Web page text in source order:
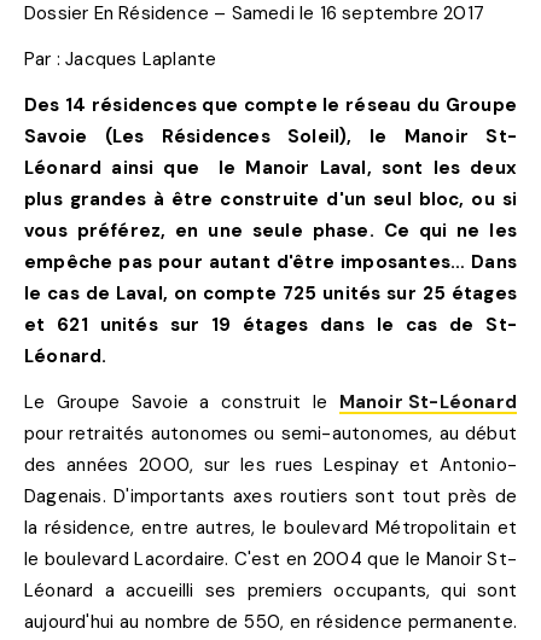
Dossier En Résidence – Samedi le 16 septembre 2017
Par : Jacques Laplante
Des 14 résidences que compte le réseau du Groupe
Savoie (Les Résidences Soleil), le Manoir St-
Léonard ainsi que le Manoir Laval, sont les deux
plus grandes à être construite d'un seul bloc, ou si
vous préférez, en une seule phase. Ce qui ne les
empêche pas pour autant d'être imposantes… Dans
le cas de Laval, on compte 725 unités sur 25 étages
et 621 unités sur 19 étages dans le cas de St-
Léonard.
Le Groupe Savoie a construit le Manoir St-Léonard
pour retraités autonomes ou semi-autonomes, au début
des années 2000, sur les rues Lespinay et Antonio-
Dagenais. D'importants axes routiers sont tout près de
la résidence, entre autres, le boulevard Métropolitain et
le boulevard Lacordaire. C'est en 2004 que le Manoir St-
Léonard a accueilli ses premiers occupants, qui sont
aujourd'hui au nombre de 550, en résidence permanente.